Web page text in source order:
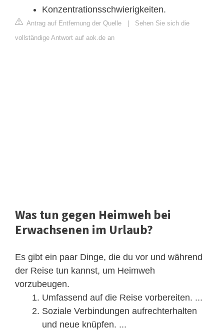
Konzentrationsschwierigkeiten.
Antrag auf Entfernung der Quelle | Sehen Sie sich die
vollständige Antwort auf aok.de an
Was tun gegen Heimweh bei
Erwachsenen im Urlaub?
Es gibt ein paar Dinge, die du vor und während
der Reise tun kannst, um Heimweh
vorzubeugen.
Umfassend auf die Reise vorbereiten. ...
Soziale Verbindungen aufrechterhalten
und neue knüpfen. ...